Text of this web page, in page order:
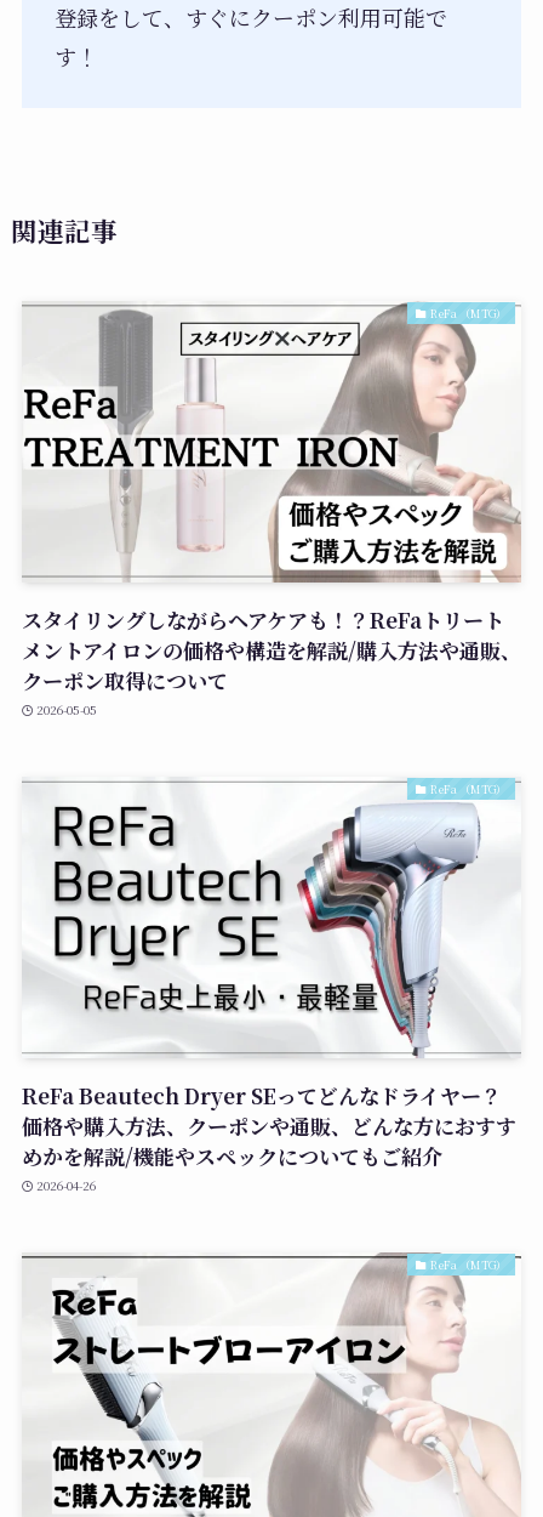
登録をして、すぐにクーポン利用可能で
す！
関連記事
ReFa （MTG）
スタイリングしながらヘアケアも！？ReFaトリート
メントアイロンの価格や構造を解説/購入方法や通販、
クーポン取得について
2026-05-05
ReFa （MTG）
ReFa Beautech Dryer SEってどんなドライヤー？
価格や購入方法、クーポンや通販、どんな方におすす
めかを解説/機能やスペックについてもご紹介
2026-04-26
ReFa （MTG）